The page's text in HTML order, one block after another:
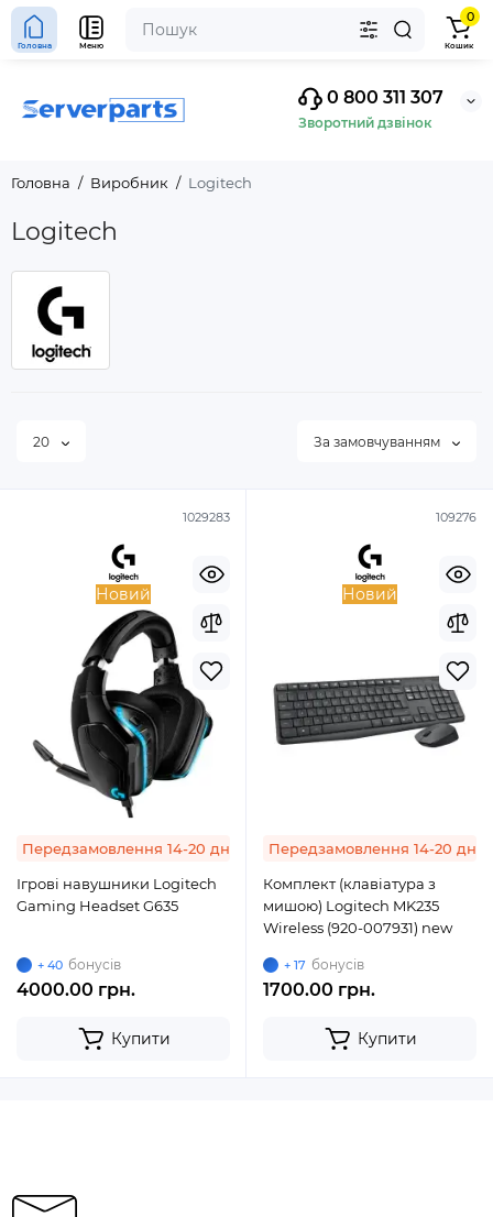
0 800 311 307
Зворотний дзвінок
Головна Меню
0
Кошик
Головна Виробник Logitech
Logitech
20 За замовчуванням
1029283
Новий
Передзамовлення 14-20 днів
Ігрові навушники Logitech
Gaming Headset G635
+ 40 бонусів
4000.00 грн.
Купити
109276
Новий
Передзамовлення 14-20 днів
Комплект (клавіатура з
мишою) Logitech MK235
Wireless (920-007931) new
+ 17 бонусів
1700.00 грн.
Купити